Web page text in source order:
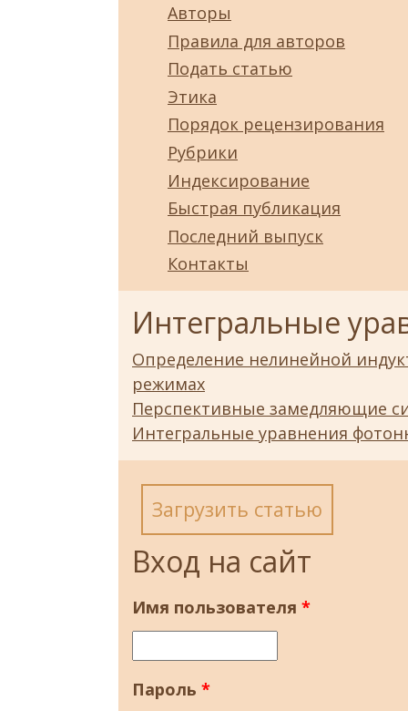
Авторы
Правила для авторов
Подать статью
Этика
Порядок рецензирования
Рубрики
Индексирование
Быстрая публикация
Последний выпуск
Контакты
Интегральные
Определение нелинейной
режимах
Перспективные замедляющие
Интегральные уравнения
Загрузить статью
Вход на сайт
Имя пользователя *
Пароль *